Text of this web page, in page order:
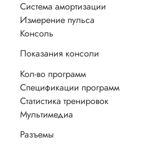
Система амортизации
Измерение пульса
Консоль
Показания консоли
Кол-во программ
Спецификации программ
Статистика тренировок
Мультимедиа
Разъемы